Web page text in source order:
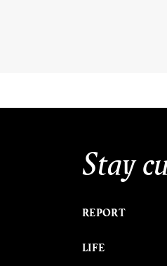
Stay
REPORT
LIFE